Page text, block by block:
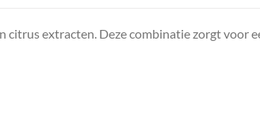
citrus extracten. Deze combinatie zorgt voor